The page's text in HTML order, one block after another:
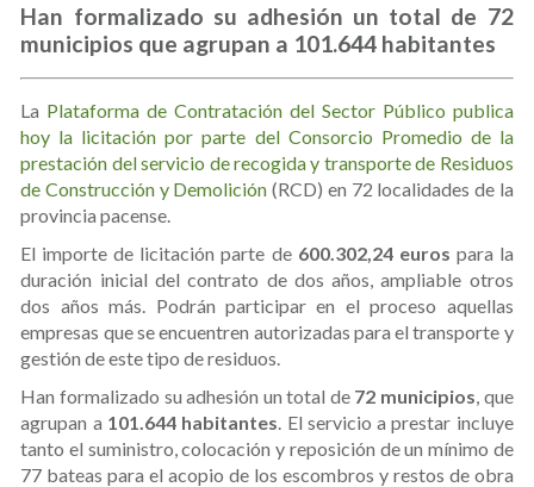
Han formalizado su adhesión un total de 72
municipios que agrupan a 101.644 habitantes
La Plataforma de Contratación del Sector Público publica
hoy la licitación por parte del Consorcio Promedio de la
prestación del servicio de recogida y transporte de Residuos
de Construcción y Demolición (RCD) en 72 localidades de la
provincia pacense.
El importe de licitación parte de 600.302,24 euros para la
duración inicial del contrato de dos años, ampliable otros
dos años más. Podrán participar en el proceso aquellas
empresas que se encuentren autorizadas para el transporte y
gestión de este tipo de residuos.
Han formalizado su adhesión un total de 72 municipios , que
agrupan a 101.644 habitantes . El servicio a prestar incluye
tanto el suministro, colocación y reposición de un mínimo de
77 bateas para el acopio de los escombros y restos de obra